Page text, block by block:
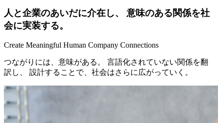
人と企業のあいだに介在し、 意味のある関係を社
会に実装する。
Create Meaningful Human Company Connections
つながりには、意味がある。 言語化されていない関係を翻
訳し、 設計することで、社会はさらに広がっていく。